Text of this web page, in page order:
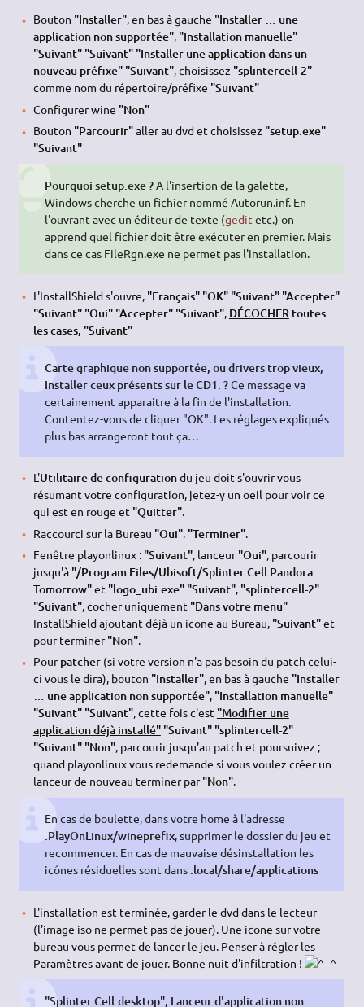
Bouton "Installer", en bas à gauche "Installer … une
application non supportée", "Installation manuelle"
"Suivant" "Suivant" "Installer une application dans un
nouveau préfixe" "Suivant", choisissez "splintercell-2"
comme nom du répertoire/préfixe "Suivant"
Configurer wine "Non"
Bouton "Parcourir"aller au dvd et choisissez "setup.exe"
"Suivant"
Pourquoi setup.exe ?A l'insertion de la galette,
Windows cherche un fichier nommé Autorun.inf. En
l'ouvrant avec un éditeur de texte (gedit etc.) on
apprend quel fichier doit être exécuter en premier. Mais
dans ce cas FileRgn.exe ne permet pas l'installation.
L'InstallShield s'ouvre, "Français" "OK" "Suivant" "Accepter"
"Suivant" "Oui" "Accepter" "Suivant", DÉCOCHER toutes
les cases, "Suivant"
Carte graphique non supportée, ou drivers trop vieux,
Installer ceux présents sur le CD1. ?Ce message va
certainement apparaitre à la fin de l'installation.
Contentez-vous de cliquer "OK". Les réglages expliqués
plus bas arrangeront tout ça…
L'Utilitaire de configurationdu jeu doit s'ouvrir vous
résumant votre configuration, jetez-y un oeil pour voir ce
qui est en rouge et "Quitter".
Raccourci sur la Bureau "Oui". "Terminer".
Fenêtre playonlinux : "Suivant", lanceur"Oui", parcourir
jusqu'à "/Program Files/Ubisoft/Splinter Cell Pandora
Tomorrow"et "logo_ubi.exe" "Suivant", "splintercell-2"
"Suivant", cocher uniquement "Dans votre menu"
InstallShield ajoutant déjà un icone au Bureau, "Suivant"et
pour terminer"Non".
Pourpatcher(si votre version n'a pas besoin du patch celui-
ci vous le dira), bouton "Installer", en bas à gauche "Installer
… une application non supportée", "Installation manuelle"
"Suivant" "Suivant", cette fois c'est "Modifier une
application déjà installé" "Suivant" "splintercell-2"
"Suivant" "Non", parcourir jusqu'au patch et poursuivez ;
quand playonlinux vous redemande si vous voulez créer un
lanceur de nouveau terminer par"Non".
En cas de boulette, dans votre home à l'adresse
.PlayOnLinux/wineprefix, supprimer le dossier du jeu et
recommencer. En cas de mauvaise désinstallation les
icônes résiduelles sont dans.local/share/applications
L'installation est terminée, garder le dvd dans le lecteur
(l'image iso ne permet pas de jouer). Une icone sur votre
bureau vous permet de lancer le jeu. Penser à régler les
Paramètres avant de jouer. Bonne nuit d'infiltration !
"Splinter Cell.desktop", Lanceur d'application non